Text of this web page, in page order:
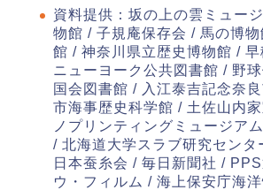
資料提供：坂の上の雲ミュー
物館 / 子規庵保存会 / 馬の博
館 / 神奈川県立歴史博物館 /
ニューヨーク公共図書館 / 野
国会図書館 / 入江泰吉記念奈
市海事歴史科学館 / 土佐山内
ノプリンティングミュージア
/ 北海道大学スラブ研究センタ
日本蚕糸会 / 毎日新聞社 /
ウ・フィルム / 海上保安庁海